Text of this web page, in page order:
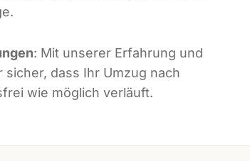
: Mit unserer Erfahrung und
dass Ihr Umzug nach
wie möglich verläuft.